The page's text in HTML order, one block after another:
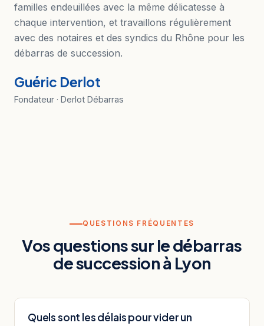
familles endeuillées avec la même délicatesse à
chaque intervention, et travaillons régulièrement
avec des notaires et des syndics du Rhône pour les
débarras de succession.
Guéric Derlot
Fondateur · Derlot Débarras
QUESTIONS FRÉQUENTES
Vos questions sur le débarras
de succession à Lyon
Quels sont les délais pour vider un